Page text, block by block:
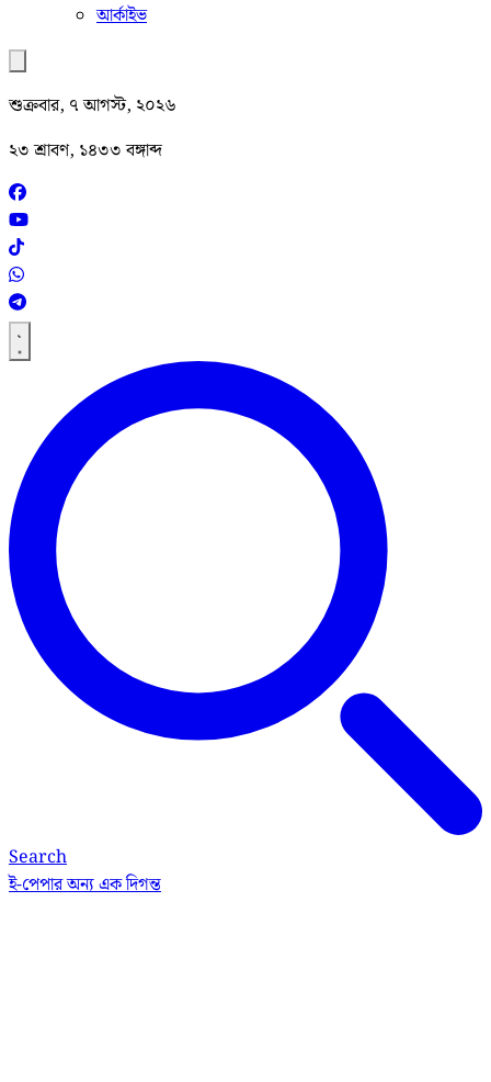
আর্কাইভ
শুক্রবার, ৭ আগস্ট, ২০২৬
২৩ শ্রাবণ, ১৪৩৩ বঙ্গাব্দ
Search
ই-পেপারঅন্য এক দিগন্ত